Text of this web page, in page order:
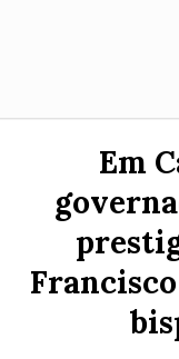
Em